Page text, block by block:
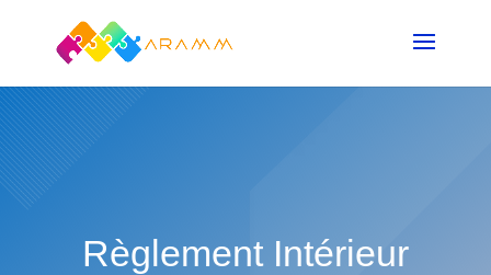
Règlement Intérieur